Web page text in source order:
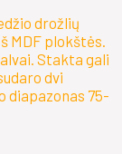
drožlių
MDF plokštės.
Stakta gali
dvi
diapazonas 75-